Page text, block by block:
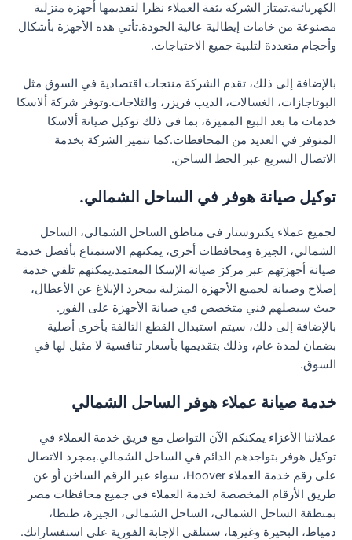
الكهربائية.تمتاز الشركة بثقة العملاء نظرا لتقديمها أجهزة منزلية
مصنوعة من خامات إيطالية عالية الجودة.تأتي هذه الأجهزة بأشكال
وأحجام متعددة لتلبية جميع الاحتياجات.
بالإضافة إلى ذلك، تقدم الشركة منتجات اقتصادية في السوق مثل
البوتاجازات، الغسالات، الديب فريزر، والثلاجات.وتوفر شركة ألاسكا
خدمات ما بعد البيع المميزة، بما في ذلك توكيل صيانة ألاسكا
المتوفر في العديد من المحافظات.كما تتميز الشركة بخدمة
الاتصال السريع عبر الخط الساخن.
توكيل صيانة هوفر في الساحل الشمالي.
لجميع عملاء يكتروستار في مناطق الساحل الشمالي، الساحل
الشمالي، الجيزة ومحافظات أخرى، يمكنهم الاستمتاع بأفضل خدمة
صيانة أجهزتهم عبر مركز صيانة الإسكا المعتمد.يمكنهم تلقي خدمة
إصلاح وصيانة لجميع الأجهزة المنزلية بمجرد الإبلاغ عن الأعطال،
حيث سيصلهم فني متخصص في صيانة الأجهزة على الفور.
بالإضافة إلى ذلك، سيتم استبدال القطع التالفة بأخرى أصلية
بضمان لمدة عام، وذلك بتقديمها بأسعار تنافسية لا مثيل لها في
السوق.
خدمة صيانة عملاء هوفر الساحل الشمالي
عملائنا الأعزاء يمكنكم الآن التواصل مع فريق خدمة العملاء في
توكيل هوفر بتواجدهم الدائم في الساحل الشمالي.بمجرد الاتصال
على رقم خدمة العملاء Hoover، سواء عبر الرقم الساخن أو عن
طريق الأرقام المخصصة لخدمة العملاء في جميع محافظات مصر
بمنطقة الساحل الشمالي، الساحل الشمالي، الجيزة، طنطا،
دمياط، البحيرة وغيرها، ستتلقى الإجابة الفورية على استفساراتك.